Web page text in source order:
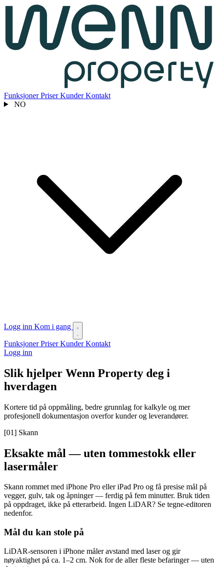
FunksjonerPriserKunderKontakt
NO
Logg inn Kom i gang
FunksjonerPriserKunderKontakt
Logg inn
Slik hjelper Wenn Property deg i
hverdagen
Kortere tid på oppmåling, bedre grunnlag for kalkyle og mer
profesjonell dokumentasjon overfor kunder og leverandører.
[01] Skann
Eksakte mål — uten tommestokk eller
lasermåler
Skann rommet med iPhone Pro eller iPad Pro og få presise mål på
vegger, gulv, tak og åpninger — ferdig på fem minutter. Bruk tiden
på oppdraget, ikke på etterarbeid. Ingen LiDAR? Se tegne-editoren
nedenfor.
Mål du kan stole på
LiDAR-sensoren i iPhone måler avstand med laser og gir
nøyaktighet på ca. 1–2 cm. Nok for de aller fleste befaringer — uten